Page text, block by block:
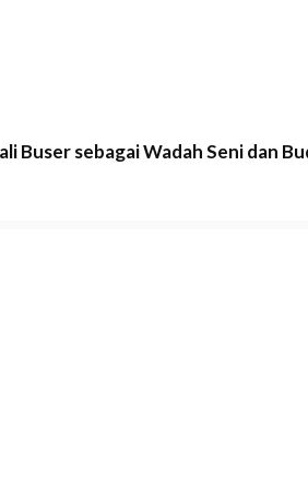
Buser sebagai Wadah Seni dan